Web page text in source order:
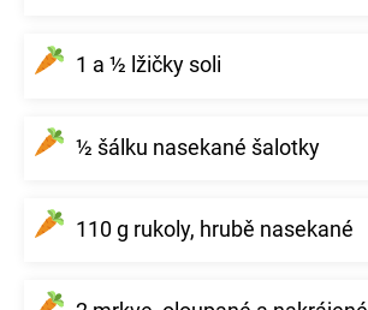
1 a ½ lžičky soli
½ šálku nasekané ​​šalotky
110 g rukoly, hrubě nasekané